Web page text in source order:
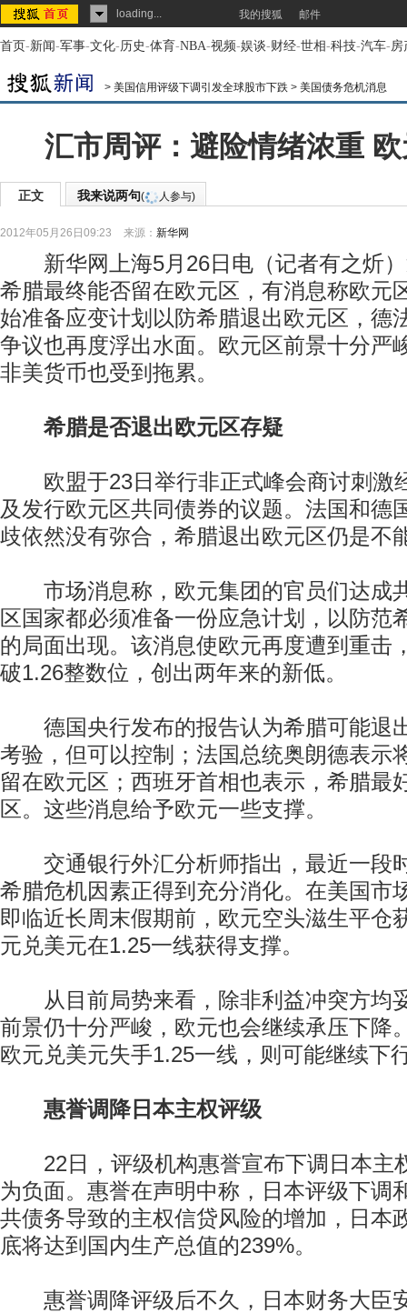
loading... 我的搜狐 邮件
首页-新闻-军事-文化-历史-体育-NBA-视频-娱谈-财经-世相-科技-汽车-房
> 美国信用评级下调引发全球股市下跌 > 美国债务危机消息
汇市周评：避险情绪浓重
正文 我来说两句( 人参与)
2012年05月26日09:23 来源： 新华网
新华网上海5月26日电（记者有之炘）
希腊最终能否留在欧元区，有消息称欧元
始准备应变计划以防希腊退出欧元区，德
争议也再度浮出水面。欧元区前景十分严
非美货币也受到拖累。
希腊是否退出欧元区存疑
欧盟于23日举行非正式峰会商讨刺激
及发行欧元区共同债券的议题。法国和德
歧依然没有弥合，希腊退出欧元区仍是不
市场消息称，欧元集团的官员们达成
区国家都必须准备一份应急计划，以防范
的局面出现。该消息使欧元再度遭到重击
破1.26整数位，创出两年来的新低。
德国央行发布的报告认为希腊可能退
考验，但可以控制；法国总统奥朗德表示
留在欧元区；西班牙首相也表示，希腊最
区。这些消息给予欧元一些支撑。
交通银行外汇分析师指出，最近一段
希腊危机因素正得到充分消化。在美国市
即临近长周末假期前，欧元空头滋生平仓
元兑美元在1.25一线获得支撑。
从目前局势来看，除非利益冲突方均
前景仍十分严峻，欧元也会继续承压下降
欧元兑美元失手1.25一线，则可能继续下
惠誉调降日本主权评级
22日，评级机构惠誉宣布下调日本主
为负面。惠誉在声明中称，日本评级下调
共债务导致的主权信贷风险的增加，日本
底将达到国内生产总值的239%。
惠誉调降评级后不久，日本财务大臣